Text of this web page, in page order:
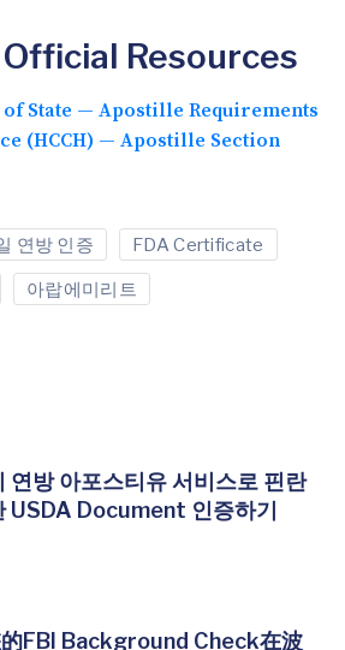
Resources
of State — Apostille Requirements
(HCCH) — Apostille Section
연방 인증 FDA Certificate
아랍에미리트
연방 아포스티유 서비스로 핀란
USDA Document 인증하기
FBI Background Check在波